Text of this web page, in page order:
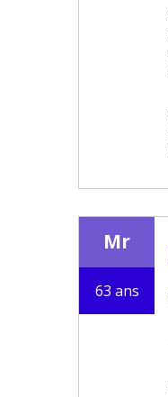
Mr
63 ans